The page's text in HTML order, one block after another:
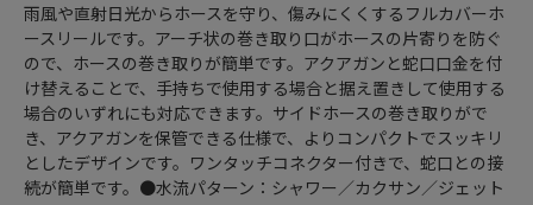
雨風や直射日光からホースを守り、傷みにくくするフルカバーホ
ースリールです。アーチ状の巻き取り口がホースの片寄りを防ぐ
ので、ホースの巻き取りが簡単です。アクアガンと蛇口口金を付
け替えることで、手持ちで使用する場合と据え置きして使用する
場合のいずれにも対応できます。サイドホースの巻き取りがで
き、アクアガンを保管できる仕様で、よりコンパクトでスッキリ
としたデザインです。ワンタッチコネクター付きで、蛇口との接
続が簡単です。●水流パターン：シャワー／カクサン／ジェット